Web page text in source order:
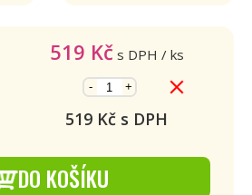
519 Kč s DPH / ks
- +
519 Kč s DPH
DO KOŠÍKU